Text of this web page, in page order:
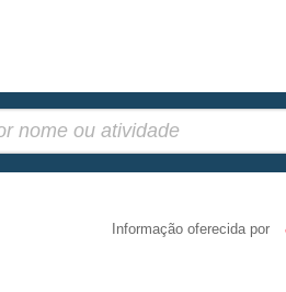
Informação oferecida por